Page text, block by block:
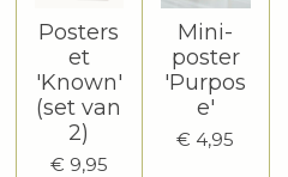
Posters
et
'Known'
(set van
2)
€ 9,95
Mini-
poster
'Purpos
e'
€ 4,95